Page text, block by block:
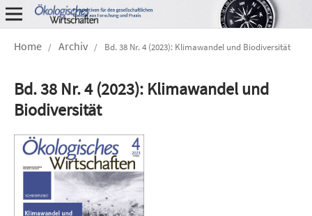
Home / Archiv / Bd. 38 Nr. 4 (2023): Klimawandel und Biodiversität
Bd. 38 Nr. 4 (2023): Klimawandel und
Biodiversität